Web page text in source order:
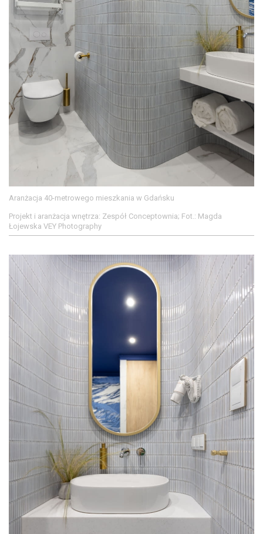
Aranżacja 40-metrowego mieszkania w Gdańsku
Projekt i aranżacja wnętrza: Zespół Conceptownia; Fot.: Magda
Łojewska VEY Photography